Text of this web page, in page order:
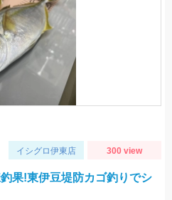
イシグロ伊東店 300 view
果!東伊豆堤防カゴ釣りでシ